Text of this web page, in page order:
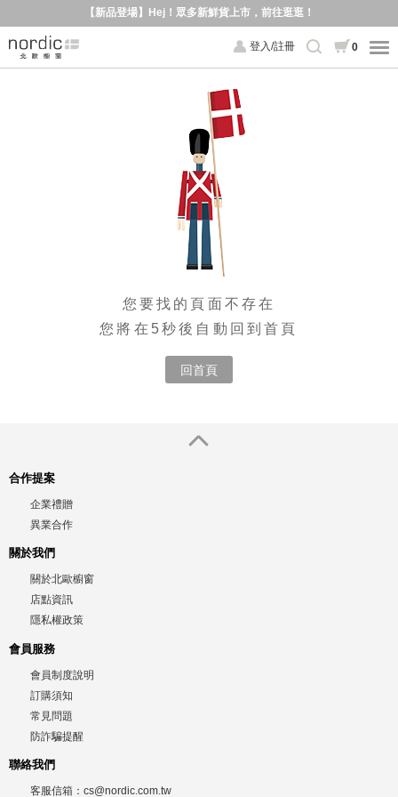
【新品登場】Hej！眾多新鮮貨上市，前往逛逛！
登入/註冊 0
您要找的頁面不存在
您將在5秒後自動回到首頁
回首頁
合作提案
企業禮贈
異業合作
關於我們
關於北歐櫥窗
店點資訊
隱私權政策
會員服務
會員制度說明
訂購須知
常見問題
防詐騙提醒
聯絡我們
客服信箱： cs@nordic.com.tw